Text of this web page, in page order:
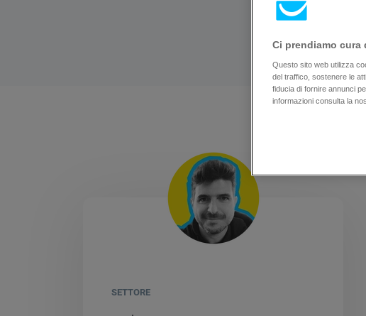
SETTORE
Ci prendiamo cura
Questo sito web utilizza
del traffico, sostenere le
fiducia di fornire annunci
informazioni consulta la